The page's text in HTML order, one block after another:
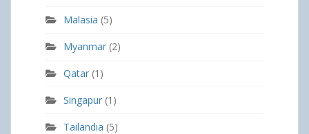
Malasia (5)
Myanmar (2)
Qatar (1)
Singapur (1)
Tailandia (5)